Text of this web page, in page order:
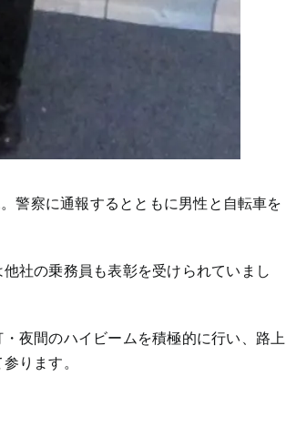
警察に通報するとともに男性と自転車を
社の乗務員も表彰を受けられていまし
夜間のハイビームを積極的に行い、路上
ります。